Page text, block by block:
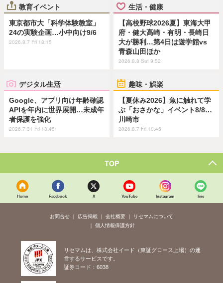
教育イベント
東京都市大「科学体験教室」
24の実験企画…小中向け9/6
2026.8.7 Fri 18:15
生活・健康
【高校野球2026夏】東海大甲
府・健大高崎・有明・長崎日
大が勝利…第4日は遊学館vs
青森山田ほか
2026.8.8 Sat 9:52
デジタル生活
Google、アプリ向け年齢確認
APIを年内に世界展開…未成年
者保護を強化
2026.7.31 Fri 13:45
趣味・娯楽
【夏休み2026】魚に触れて学
ぶ「おさかな」イベント8/8…
川崎市
2026.8.7 Fri 10:45
TOP
Home Facebook X YouTube Instagram line
お問合せ 広告掲載 会社概要
リセマムについて
個人情報保護方針
リセマムは、株式会社イード（東証グロース上場）の運
営するサービスです。
証券コード：6038